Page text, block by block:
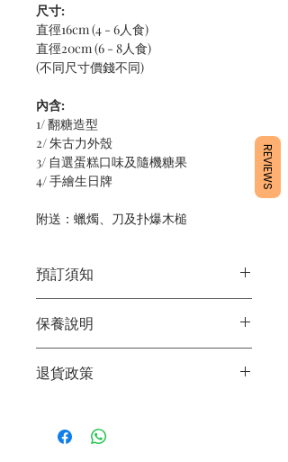
尺寸:
直徑16cm (4 - 6人食)
直徑20cm (6 - 8人食)
(不同尺寸價錢不同)
內含:
1/ 翻糖造型
2/ 朱古力外殼
3/ 自選蛋糕口味及隨機糖果
4/ 手繪生日牌
附送：蠟燭、刀及扑爆木槌
預訂須知
定日期取貨請提早10 - 14天前落單🤗
2/ 下單後24小時內會有專人電郵確認訂
單
3/ 取貨時需要出示確認訊息 或 訂單編
店】
保養說明
2/ 運送時避免大力搖晃
退貨政策
作，不設退換。
REVIEWS